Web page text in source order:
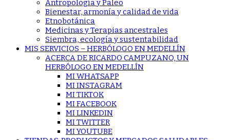
Antropología y Paleo
Bienestar, armonía y calidad de vida
Etnobotánica
Medicinas y Terapias ancestrales
Siembra, ecología y sustentabilidad
MIS SERVICIOS – HERBÓLOGO EN MEDELLÍN
ACERCA DE RICARDO CAMPUZANO, UN
HERBÓLOGO EN MEDELLÍN
MI WHATSAPP
MI INSTAGRAM
MI TIKTOK
MI FACEBOOK
MI LINKEDIN
MI TWITTER
MI YOUTUBE